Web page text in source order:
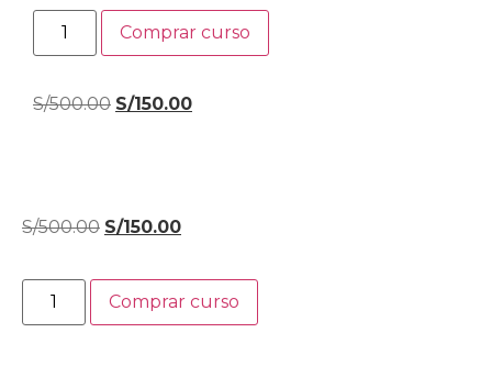
Comprar curso
S/500.00 S/150.00
S/500.00 S/150.00
Comprar curso